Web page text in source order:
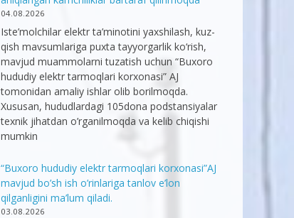
04.08.2026
Iste’molchilar elektr ta’minotini yaxshilash, kuz-
qish mavsumlariga puxta tayyorgarlik ko‘rish,
mavjud muammolarni tuzatish uchun “Buxoro
hududiy elektr tarmoqlari korxonasi” AJ
tomonidan amaliy ishlar olib borilmoqda.
Xususan, hududlardagi 105dona podstansiyalar
texnik jihatdan o’rganilmoqda va kelib chiqishi
mumkin
“Buxoro hududiy elektr tarmoqlari korxonasi”AJ
mavjud bo’sh ish o’rinlariga tanlov e’lon
qilganligini ma’lum qiladi.
03.08.2026